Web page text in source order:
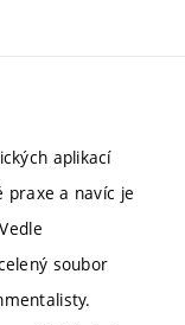
aplikací
praxe a navíc je
soubor